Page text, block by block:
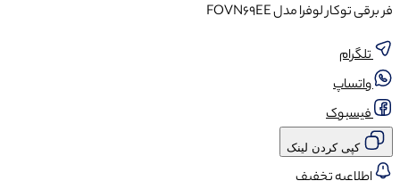
فر برقی توکار لوفرا مدل FOVN69EE
تلگرام
واتساپ
فیسبوک
کپی کردن لینک